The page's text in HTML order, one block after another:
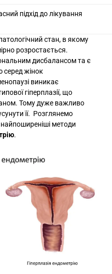
підхід до лікування
стан, в якому
розростається.
дисбалансом та є
жінок
виникає
гіперплазії, що
Тому дуже важливо
її. Розглянемо
методи
.